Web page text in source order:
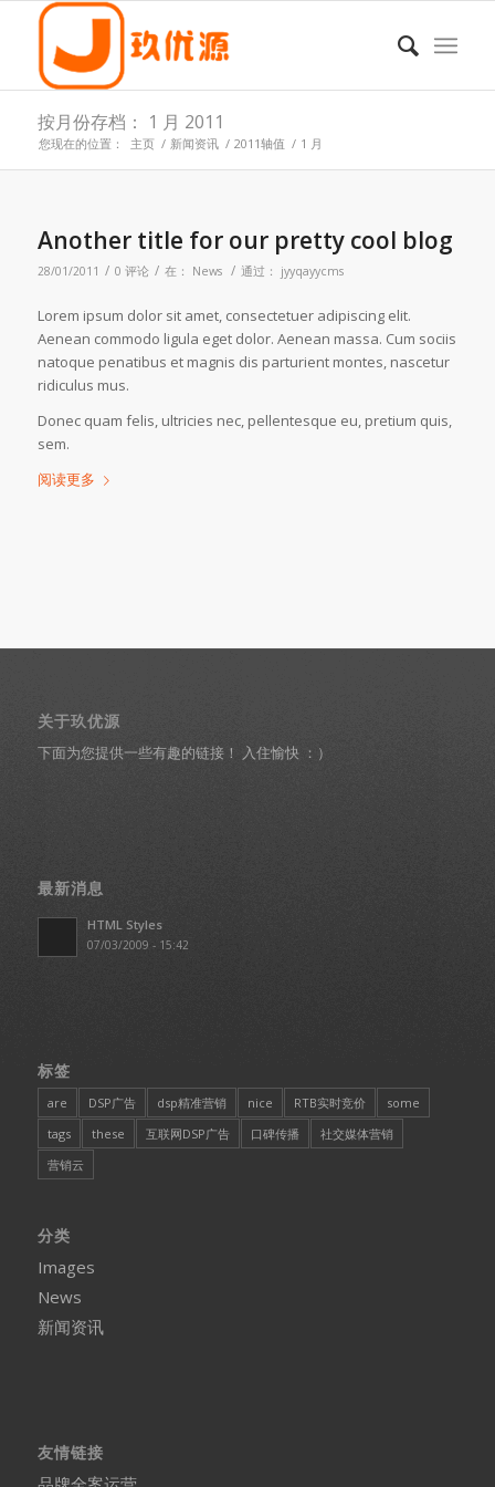
按月份存档： 1 月 2011
您现在的位置： 主页 / 新闻资讯 / 2011轴值 / 1 月
Another title for our pretty cool blog
28/01/2011 / 0 评论 / 在： News / 通过： jyyqayycms
Lorem ipsum dolor sit amet, consectetuer adipiscing elit.
Aenean commodo ligula eget dolor. Aenean massa. Cum sociis
natoque penatibus et magnis dis parturient montes, nascetur
ridiculus mus.
Donec quam felis, ultricies nec, pellentesque eu, pretium quis,
sem.
阅读更多
关于玖优源
下面为您提供一些有趣的链接！ 入住愉快 ：）
最新消息
HTML Styles
07/03/2009 - 15:42
标签
are DSP广告 dsp精准营销 nice RTB实时竞价
some
tags
these 互联网DSP广告 口碑传播
社交媒体营销
营销云
分类
Images
News
新闻资讯
友情链接